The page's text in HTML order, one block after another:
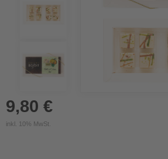
9,80 €
inkl. 10% MwSt.